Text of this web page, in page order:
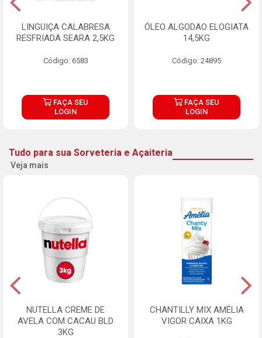
LINGUIÇA CALABRESA
RESFRIADA SEARA 2,5KG
Código: 6583
FAÇA SEU
LOGIN
ÓLEO ALGODAO ELOGIATA
14,5KG
Código: 24895
FAÇA SEU
LOGIN
Tudo para sua Sorveteria e Açaiteria
Veja mais
NUTELLA CREME DE
AVELA COM CACAU BLD
3KG
CHANTILLY MIX AMÉLIA
VIGOR CAIXA 1KG